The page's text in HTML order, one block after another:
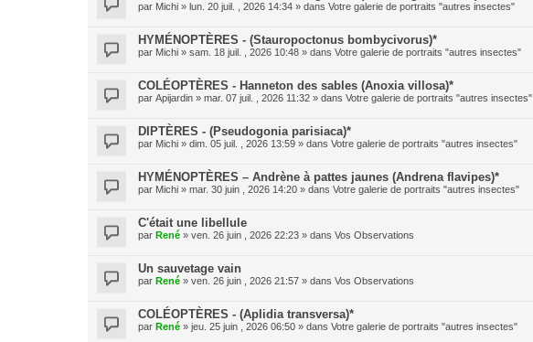
par Michi » lun. 20 juil. , 2026 14:34 » dans Votre galerie de portraits "autres insectes"
HYMÉNOPTÈRES - (Stauropoctonus bombycivorus)*
par Michi » sam. 18 juil. , 2026 10:48 » dans Votre galerie de portraits "autres insectes"
COLÉOPTÈRES - Hanneton des sables (Anoxia villosa)*
par Apijardin » mar. 07 juil. , 2026 11:32 » dans Votre galerie de portraits "autres insectes"
DIPTÈRES - (Pseudogonia parisiaca)*
par Michi » dim. 05 juil. , 2026 13:59 » dans Votre galerie de portraits "autres insectes"
HYMÉNOPTÈRES – Andrène à pattes jaunes (Andrena flavipes)*
par Michi » mar. 30 juin , 2026 14:20 » dans Votre galerie de portraits "autres insectes"
C'était une libellule
par René » ven. 26 juin , 2026 22:23 » dans Vos Observations
Un sauvetage vain
par René » ven. 26 juin , 2026 21:57 » dans Vos Observations
COLÉOPTÈRES - (Aplidia transversa)*
par René » jeu. 25 juin , 2026 06:50 » dans Votre galerie de portraits "autres insectes"